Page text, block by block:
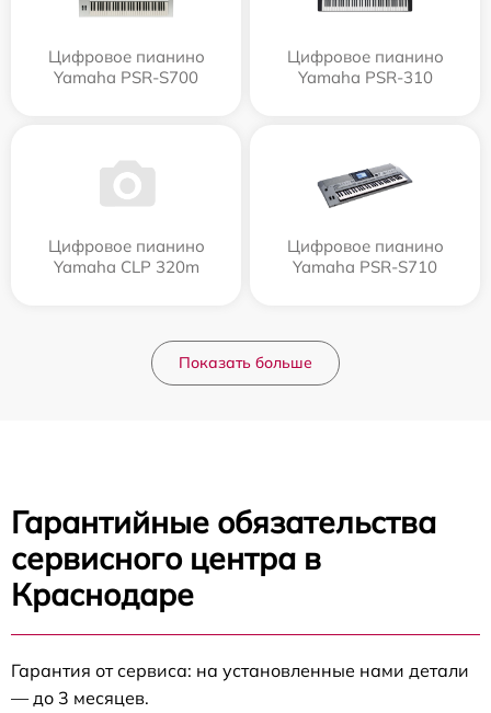
Цифровое пианино
Yamaha PSR-S700
Цифровое пианино
Yamaha PSR-310
Цифровое пианино
Yamaha CLP 320m
Цифровое пианино
Yamaha PSR-S710
Показать больше
Гарантийные обязательства
сервисного центра в
Краснодаре
Гарантия от сервиса: на установленные нами детали
— до 3 месяцев.